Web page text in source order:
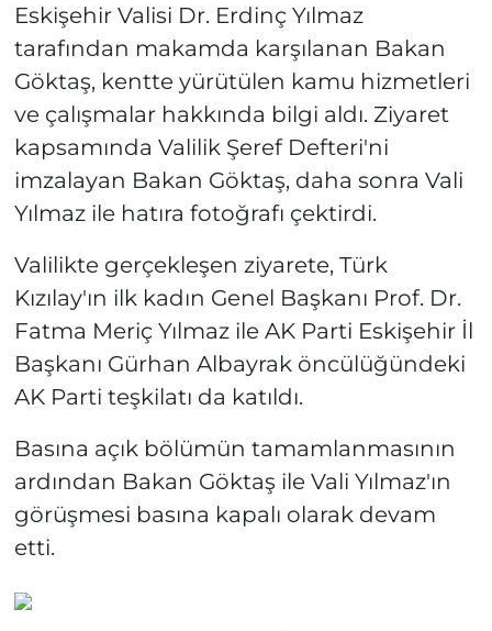
Eskişehir Valisi Dr. Erdinç Yılmaz
tarafından makamda karşılanan Bakan
Göktaş, kentte yürütülen kamu hizmetleri
ve çalışmalar hakkında bilgi aldı. Ziyaret
kapsamında Valilik Şeref Defteri'ni
imzalayan Bakan Göktaş, daha sonra Vali
Yılmaz ile hatıra fotoğrafı çektirdi.
Valilikte gerçekleşen ziyarete, Türk
Kızılay'ın ilk kadın Genel Başkanı Prof. Dr.
Fatma Meriç Yılmaz ile AK Parti Eskişehir İl
Başkanı Gürhan Albayrak öncülüğündeki
AK Parti teşkilatı da katıldı.
Basına açık bölümün tamamlanmasının
ardından Bakan Göktaş ile Vali Yılmaz'ın
görüşmesi basına kapalı olarak devam
etti.